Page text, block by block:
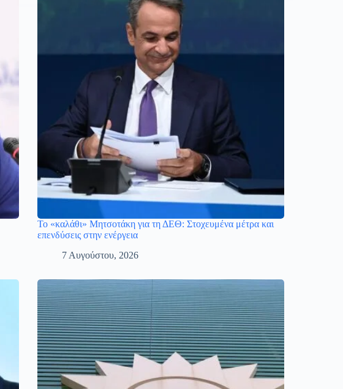
Το «καλάθι» Μητσοτάκη για τη ΔΕΘ: Στοχευμένα μέτρα και
επενδύσεις στην ενέργεια
7 Αυγούστου, 2026